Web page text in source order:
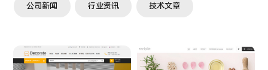
公司新闻 行业资讯 技术文章